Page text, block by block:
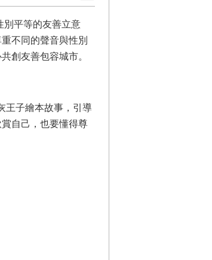
別平等的友善立意
不同的聲音與性別
創友善包容城市。
王子繪本故事，引導
自己，也要懂得尊